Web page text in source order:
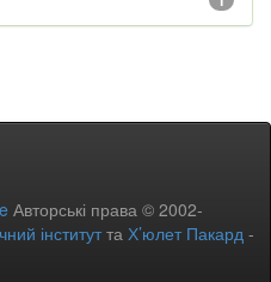
Авторські права © 2002-
інститутта Х’юлет Пакард -